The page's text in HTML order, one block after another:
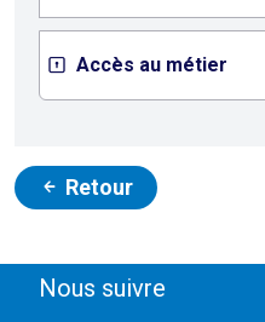
Accès au métier
Retour
Nous suivre